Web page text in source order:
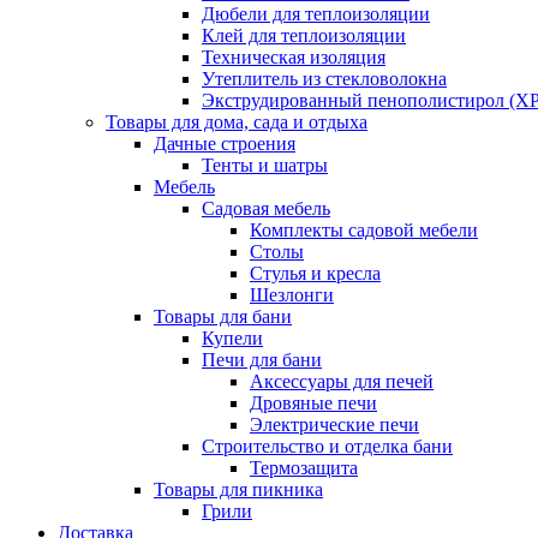
Дюбели для теплоизоляции
Клей для теплоизоляции
Техническая изоляция
Утеплитель из стекловолокна
Экструдированный пенополистирол
Товары для дома, сада и отдыха
Дачные строения
Тенты и шатры
Мебель
Садовая мебель
Комплекты садовой мебели
Столы
Стулья и кресла
Шезлонги
Товары для бани
Купели
Печи для бани
Аксессуары для печей
Дровяные печи
Электрические печи
Строительство и отделка бани
Термозащита
Товары для пикника
Грили
Доставка